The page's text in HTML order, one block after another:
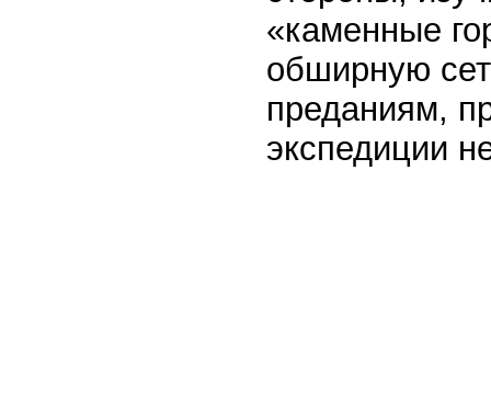
«каменные
обширную
преданиям,
экспедиции